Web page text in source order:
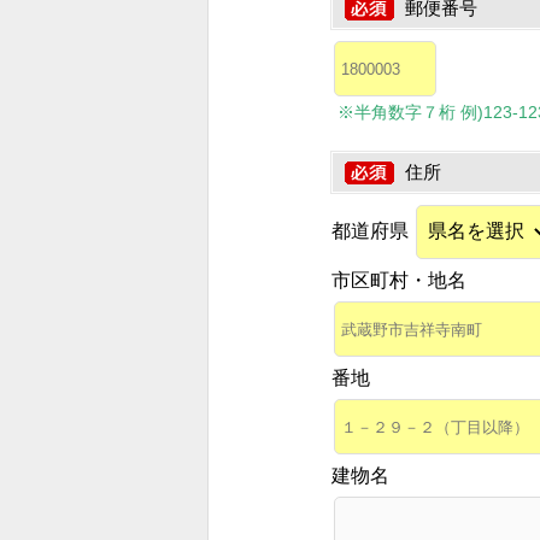
郵便番号
※半角数字７桁 例)123-
住所
都道府県
市区町村・地名
番地
建物名